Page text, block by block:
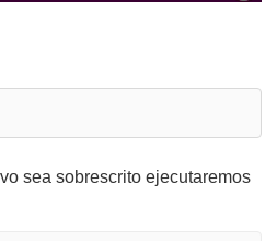
sea sobrescrito ejecutaremos